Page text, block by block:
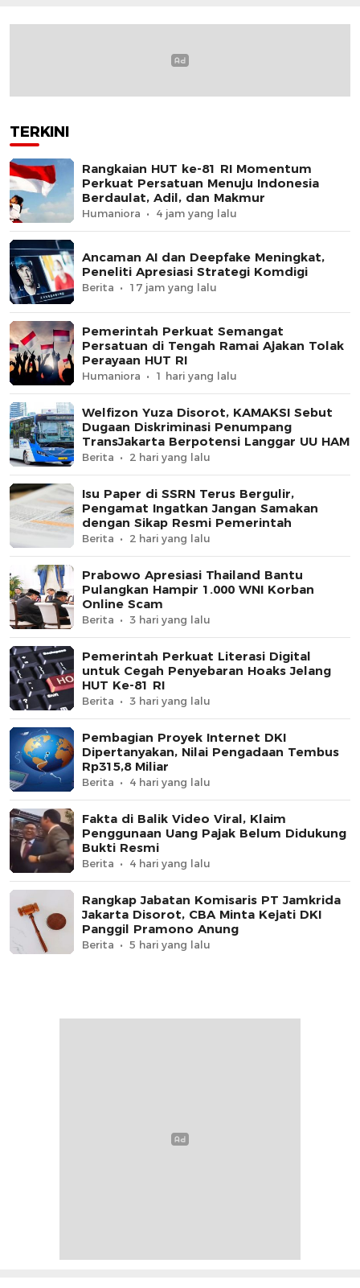
TERKINI
Rangkaian HUT ke-81 RI Momentum
Perkuat Persatuan Menuju Indonesia
Berdaulat, Adil, dan Makmur
Humaniora 4 jam yang lalu
Ancaman AI dan Deepfake Meningkat,
Peneliti Apresiasi Strategi Komdigi
Berita 17 jam yang lalu
Pemerintah Perkuat Semangat
Persatuan di Tengah Ramai Ajakan Tolak
Perayaan HUT RI
Humaniora 1 hari yang lalu
Welfizon Yuza Disorot, KAMAKSI Sebut
Dugaan Diskriminasi Penumpang
TransJakarta Berpotensi Langgar UU HAM
Berita 2 hari yang lalu
Isu Paper di SSRN Terus Bergulir,
Pengamat Ingatkan Jangan Samakan
dengan Sikap Resmi Pemerintah
Berita 2 hari yang lalu
Prabowo Apresiasi Thailand Bantu
Pulangkan Hampir 1.000 WNI Korban
Online Scam
Berita 3 hari yang lalu
Pemerintah Perkuat Literasi Digital
untuk Cegah Penyebaran Hoaks Jelang
HUT Ke-81 RI
Berita 3 hari yang lalu
Pembagian Proyek Internet DKI
Dipertanyakan, Nilai Pengadaan Tembus
Rp315,8 Miliar
Berita 4 hari yang lalu
Fakta di Balik Video Viral, Klaim
Penggunaan Uang Pajak Belum Didukung
Bukti Resmi
Berita 4 hari yang lalu
Rangkap Jabatan Komisaris PT Jamkrida
Jakarta Disorot, CBA Minta Kejati DKI
Panggil Pramono Anung
Berita 5 hari yang lalu